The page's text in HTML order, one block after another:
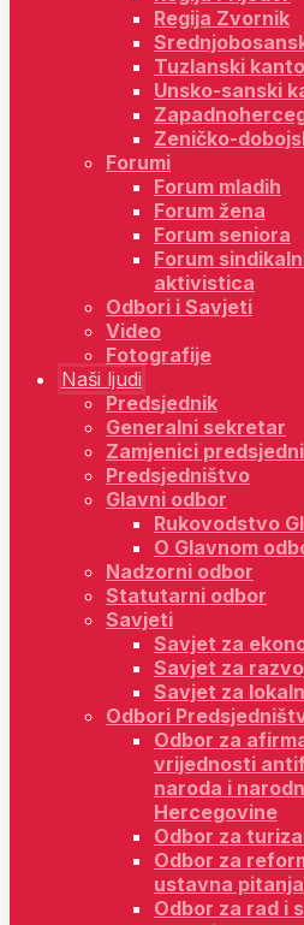
Regija Zvornik
Tuzlanski
Unsko-sanski
Zeničko-
Forumi
Forum mladih
Forum žena
Forum seniora
Forum
aktivistica
Odbori i Savjeti
Video
Fotografije
Naši ljudi
Predsjednik
Generalni sekretar
Zamjenici
Predsjedništvo
Glavni odbor
Rukovodstvo
O Glavnom
Nadzorni odbor
Statutarni odbor
Savjeti
Savjet za
Savjet za
Savjet za
Odbori
Odbor za
vrijednosti
naroda i
Hercegovine
Odbor za
Odbor za
ustavna pitanja
Odbor za rad i